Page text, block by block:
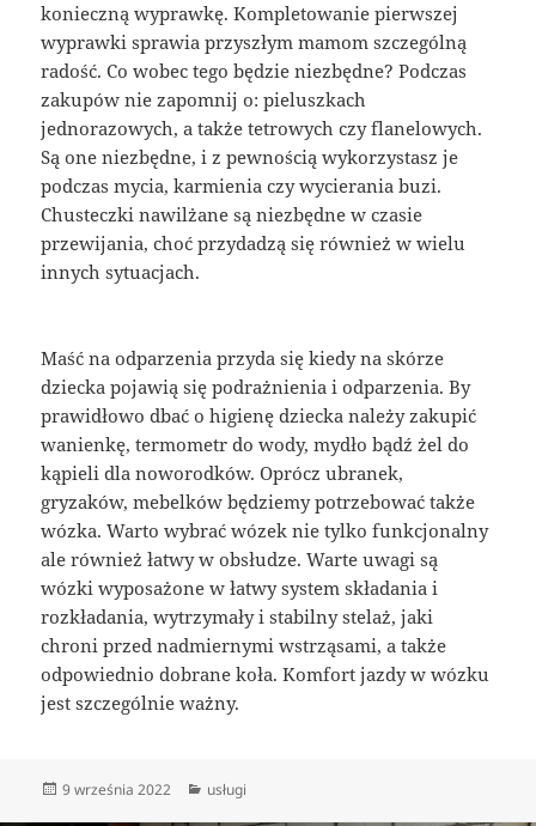
konieczną wyprawkę. Kompletowanie pierwszej
wyprawki sprawia przyszłym mamom szczególną
radość. Co wobec tego będzie niezbędne? Podczas
zakupów nie zapomnij o: pieluszkach
jednorazowych, a także tetrowych czy flanelowych.
Są one niezbędne, i z pewnością wykorzystasz je
podczas mycia, karmienia czy wycierania buzi.
Chusteczki nawilżane są niezbędne w czasie
przewijania, choć przydadzą się również w wielu
innych sytuacjach.
Maść na odparzenia przyda się kiedy na skórze
dziecka pojawią się podrażnienia i odparzenia. By
prawidłowo dbać o higienę dziecka należy zakupić
wanienkę, termometr do wody, mydło bądź żel do
kąpieli dla noworodków. Oprócz ubranek,
gryzaków, mebelków będziemy potrzebować także
wózka. Warto wybrać wózek nie tylko funkcjonalny
ale również łatwy w obsłudze. Warte uwagi są
wózki wyposażone w łatwy system składania i
rozkładania, wytrzymały i stabilny stelaż, jaki
chroni przed nadmiernymi wstrząsami, a także
odpowiednio dobrane koła. Komfort jazdy w wózku
jest szczególnie ważny.
Data
9 września 2022 Kategorie
usługi